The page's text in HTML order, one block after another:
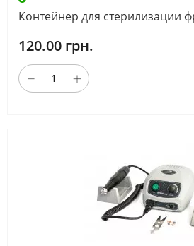
Контейнер для стерилизации
120.00 грн.